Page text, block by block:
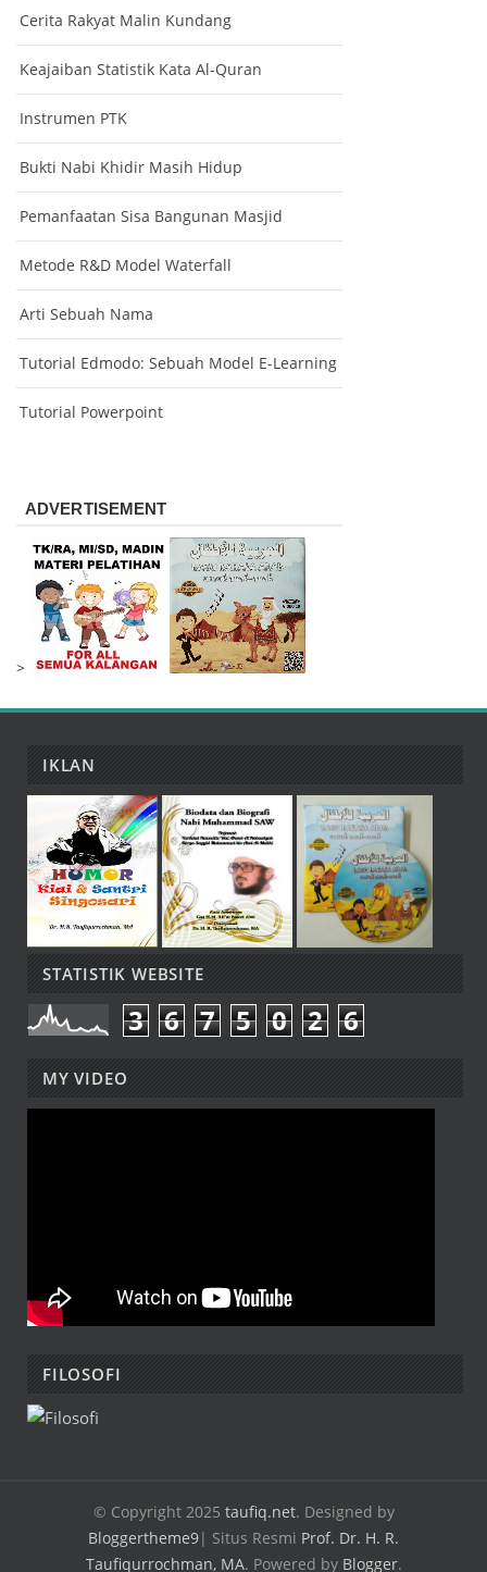
Cerita Rakyat Malin Kundang
Keajaiban Statistik Kata Al-Quran
Instrumen PTK
Bukti Nabi Khidir Masih Hidup
Pemanfaatan Sisa Bangunan Masjid
Metode R&D Model Waterfall
Arti Sebuah Nama
Tutorial Edmodo: Sebuah Model E-Learning
Tutorial Powerpoint
ADVERTISEMENT
>
IKLAN
STATISTIK WEBSITE
3 6 7 5 0 2 6
MY VIDEO
FILOSOFI
© Copyright 2025 taufiq.net. Designed by
Bloggertheme9| Situs Resmi Prof. Dr. H. R.
Taufiqurrochman, MA. Powered by Blogger.